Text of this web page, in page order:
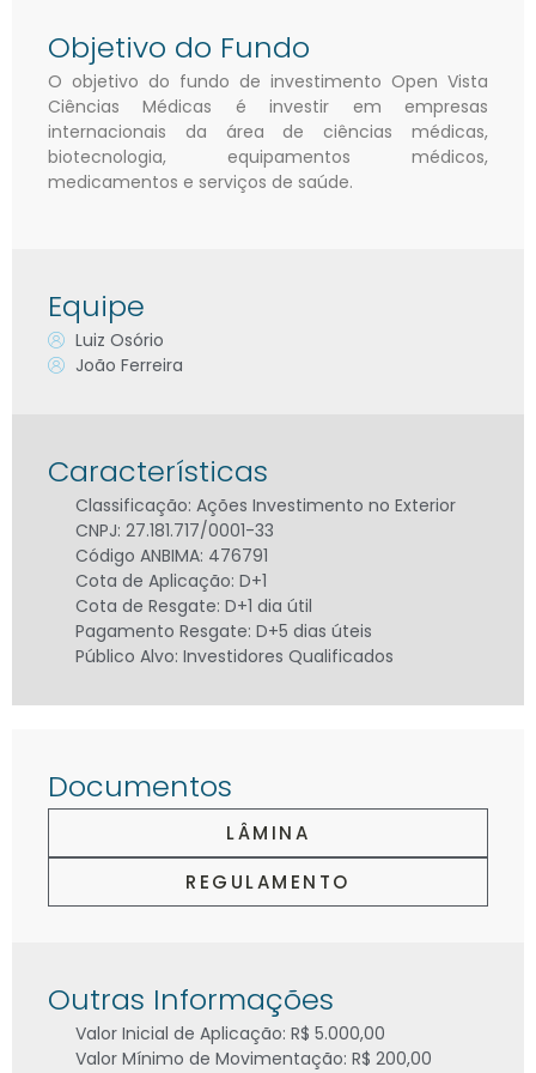
Objetivo do Fundo
O objetivo do fundo de investimento Open Vista
Ciências Médicas é investir em empresas
internacionais da área de ciências médicas,
biotecnologia, equipamentos médicos,
medicamentos e serviços de saúde.
Equipe
Luiz Osório
João Ferreira
Características
Classificação: Ações Investimento no Exterior
CNPJ: 27.181.717/0001-33
Código ANBIMA: 476791
Cota de Aplicação: D+1
Cota de Resgate: D+1 dia útil
Pagamento Resgate: D+5 dias úteis
Público Alvo: Investidores Qualificados
Documentos
LÂMINA
REGULAMENTO
Outras Informações
Valor Inicial de Aplicação: R$ 5.000,00
Valor Mínimo de Movimentação: R$ 200,00